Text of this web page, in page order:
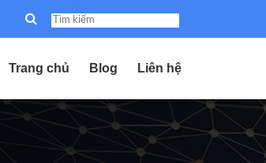
Trang chủ Blog Liên hệ